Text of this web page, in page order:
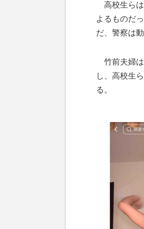
高校生らは
よるものだ
だ、警察は
竹前夫婦は
し、高校生
る。